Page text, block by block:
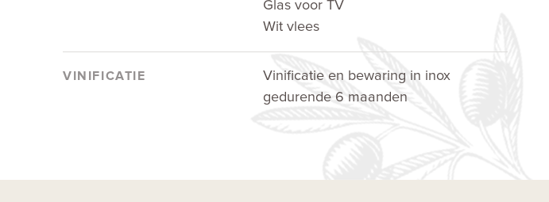
Glas voor TV
Wit vlees
VINIFICATIE
Vinificatie en bewaring in inox
gedurende 6 maanden